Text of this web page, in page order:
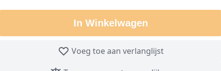
In Winkelwagen
Voeg toe aan verlanglijst